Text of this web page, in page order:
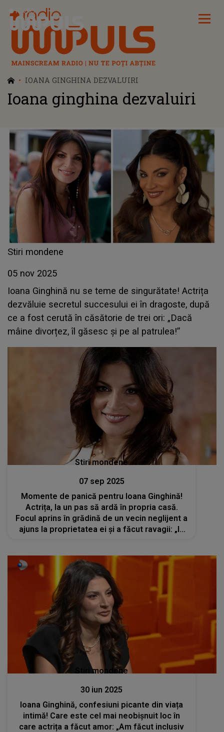
Radio Impuls
IOANA GINGHINA DEZVALUIRI
Ioana ginghina dezvaluiri
Stiri mondene
05 nov 2025
Ioana Ginghină nu se teme de singurătate! Actrița
dezvăluie secretul succesului ei în dragoste, după
ce a fost cerută în căsătorie de trei ori: „Dacă
mâine divorțez, îl găsesc și pe al patrulea!”
Stiri mondene
07 sep 2025
Momente de panică pentru Ioana Ginghină!
Actrița, la un pas să ardă în propria casă.
Focul aprins în grădină de un vecin neglijent a
ajuns la proprietatea ei și a făcut ravagii: „Ia
Stiri mondene
30 iun 2025
Ioana Ginghină, confesiuni picante din viața
intimă! Care este cel mai neobișnuit loc în
care actrița a făcut amor: „Am făcut inclusiv